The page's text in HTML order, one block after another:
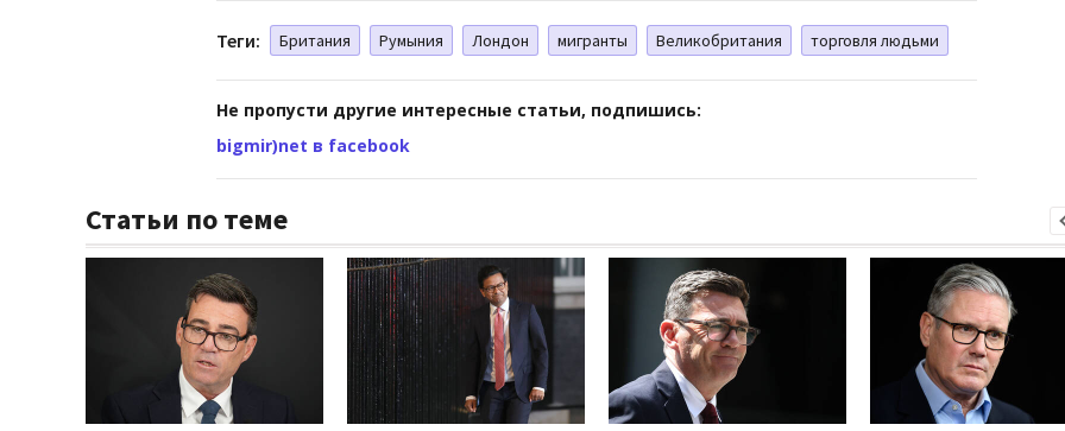
Теги: Британия Румыния Лондон мигранты Великобритания торговля людьми
Не пропусти другие интересные статьи, подпишись:
bigmir)net в facebook
Статьи по теме